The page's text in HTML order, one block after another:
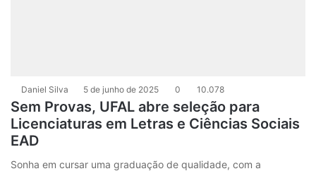
Daniel Silva 5 de junho de 2025 0 10.078
Sem Provas, UFAL abre seleção para
Licenciaturas em Letras e Ciências Sociais
EAD
Sonha em cursar uma graduação de qualidade, com a